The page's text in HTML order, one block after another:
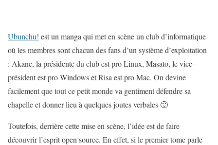
Ubunchu! est un manga qui met en scène un club d’informatique
où les membres sont chacun des fans d’un système d’exploitation
: Akane, la présidente du club est pro Linux, Masato, le vice-
président est pro Windows et Risa est pro Mac. On devine
facilement que tout ce petit monde va gentiment défendre sa
chapelle et donner lieu à quelques joutes verbales 🙂
Toutefois, derrière cette mise en scène, l’idée est de faire
découvrir l’esprit open source. En effet, si le premier tome parle